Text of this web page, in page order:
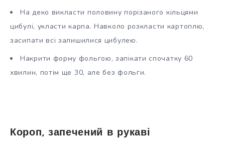
На деко викласти половину порізаного кільцями
цибулі, укласти карпа. Навколо розкласти картоплю,
засипати всі залишилися цибулею.
Накрити форму фольгою, запікати спочатку 60
хвилин, потім ще 30, але без фольги.
Короп, запечений в рукаві